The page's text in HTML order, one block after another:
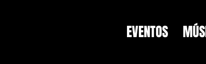
EVENTOS